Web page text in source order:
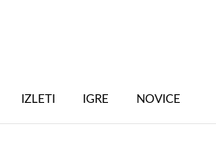
IZLETI IGRE NOVICE